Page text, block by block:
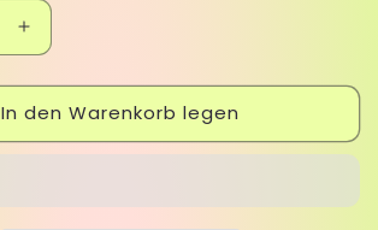
Erhöhe
die
Menge
für
MISS
In den Warenkorb legen